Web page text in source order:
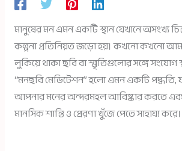
মানুষের মন এমন একটি স্থান যেখানে অসংখ্য
কল্পনা প্রতিনিয়ত জড়ো হয়। কখনো কখনো
লুকিয়ে থাকা ছবি বা স্মৃতিগুলোর সঙ্গে সংযোগ
“মনছবি মেডিটেশন” হলো এমন একটি
আপনার মনের অন্দরমহল আবিষ্কার করতে
মানসিক শান্তি ও প্রেরণা খুঁজে পেতে সাহায্য করে।